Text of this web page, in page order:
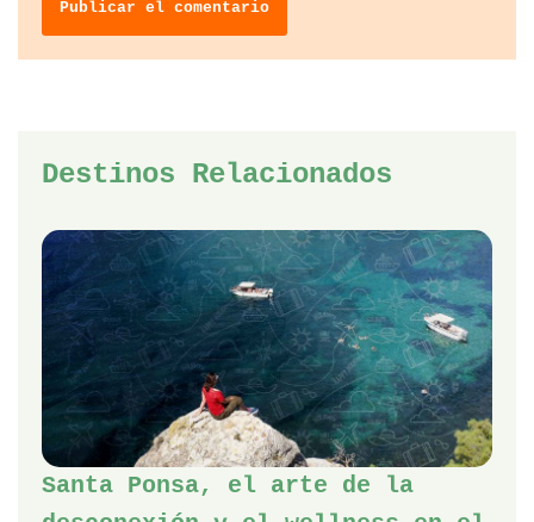
Destinos Relacionados
Santa Ponsa, el arte de la